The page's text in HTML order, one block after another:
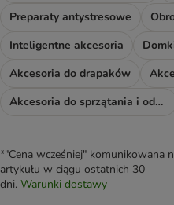
Preparaty antystresowe
Inteligentne akcesoria
Akcesoria do drapaków
Akcesoria do sprzątania i odświeżacze
*"Cena wcześniej" komunikowana
artykułu w ciągu ostatnich 30
dni. Warunki dostawy